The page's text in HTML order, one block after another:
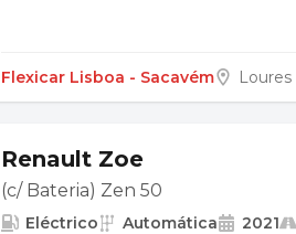
Flexicar Lisboa - Sacavém Loures
Renault Zoe
(c/ Bateria) Zen 50
Eléctrico Automática 2021